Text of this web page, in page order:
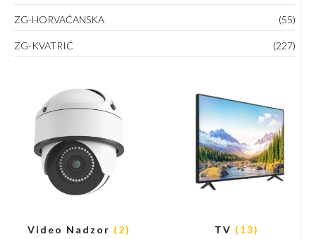
ZG-HORVAĆANSKA (55)
ZG-KVATRIĆ (227)
Video Nadzor (2) TV (13)